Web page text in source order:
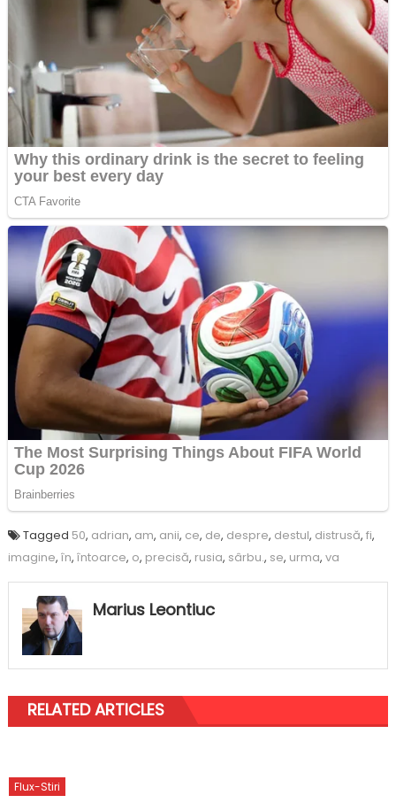
Tagged 50, adrian, am, anii, ce, de, despre, destul, distrusă, fi,
imagine, în, întoarce, o, precisă, rusia, sârbu., se, urma, va
Marius Leontiuc
RELATED ARTICLES
Flux-Stiri